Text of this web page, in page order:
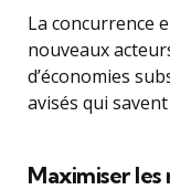
La concurrence
nouveaux
d’économies
avisés qui
Maximiser